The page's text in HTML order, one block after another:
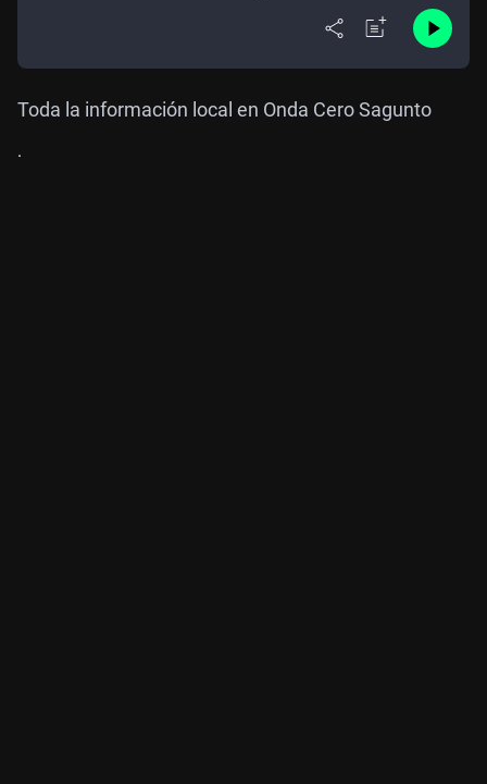
Toda la información local en Onda Cero Sagunto
.